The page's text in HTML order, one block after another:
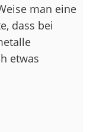
man eine
dass bei
etwas